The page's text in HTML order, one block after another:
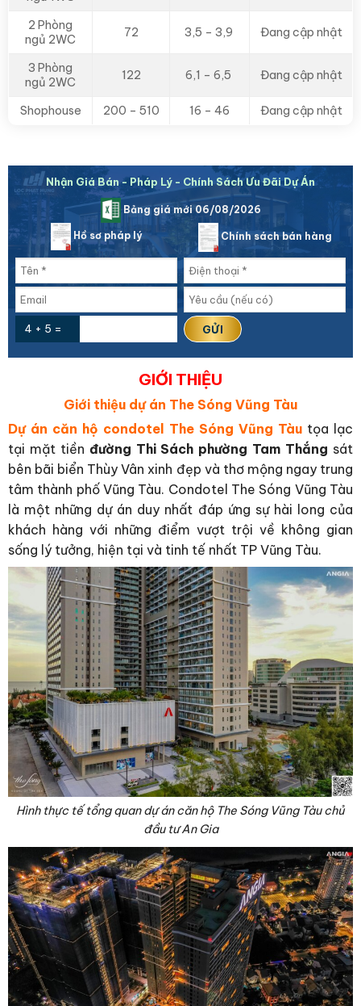
2 Phòng
ngủ 2WC
72 3,5 – 3,9 Đang cập nhật
3 Phòng
ngủ 2WC
122 6,1 – 6,5 Đang cập nhật
Shophouse 200 – 510 16 – 46 Đang cập nhật
Nhận Giá Bán - Pháp Lý - Chính Sách Ưu Đãi Dự Án
Bảng giá mới 06/08/2026
Hồ sơ pháp lý Chính sách bán hàng
4 + 5 =
GIỚI THIỆU
Giới thiệu dự án The Sóng Vũng Tàu
Dự án căn hộ condotel The Sóng Vũng Tàu tọa lạc
tại mặt tiền đường Thi Sách phường Tam Thắng sát
bên bãi biển Thùy Vân xinh đẹp và thơ mộng ngay trung
tâm thành phố Vũng Tàu. Condotel The Sóng Vũng Tàu
là một những dự án duy nhất đáp ứng sự hài long của
khách hàng với những điểm vượt trội về không gian
sống lý tưởng, hiện tại và tinh tế nhất TP Vũng Tàu.
Hình thực tế tổng quan dự án căn hộ The Sóng Vũng Tàu chủ
đầu tư An Gia